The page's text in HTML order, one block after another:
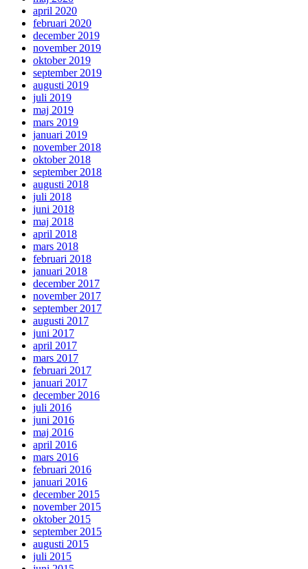
april 2020
februari 2020
december 2019
november 2019
oktober 2019
september 2019
augusti 2019
juli 2019
maj 2019
mars 2019
januari 2019
november 2018
oktober 2018
september 2018
augusti 2018
juli 2018
juni 2018
maj 2018
april 2018
mars 2018
februari 2018
januari 2018
december 2017
november 2017
september 2017
augusti 2017
juni 2017
april 2017
mars 2017
februari 2017
januari 2017
december 2016
juli 2016
juni 2016
maj 2016
april 2016
mars 2016
februari 2016
januari 2016
december 2015
november 2015
oktober 2015
september 2015
augusti 2015
juli 2015